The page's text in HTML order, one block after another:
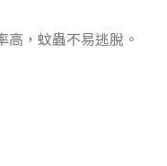
高，蚊蟲不易逃脫。